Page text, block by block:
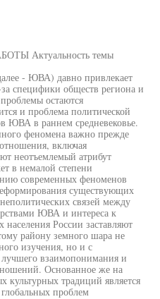
Актуальность темы
- ЮВА) давно привлекает
специфики обществ региона и
остаются
и проблема политической
ЮВА в раннем средневековье.
феномена важно прежде
включая
неотъемлемый атрибут
в немалой степени
современных феноменов
существующих
связей между
ЮВА и интереса к
России заставляют
району земного шара не
изучения, но и с
взаимопонимания и
Основанное же на
традиций является
проблем